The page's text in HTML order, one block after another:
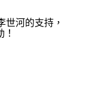
世河的支持，